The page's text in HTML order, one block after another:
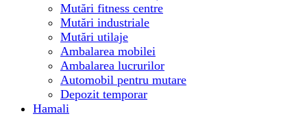
Mutări fitness centre
Mutări industriale
Mutări utilaje
Ambalarea mobilei
Ambalarea lucrurilor
Automobil pentru mutare
Depozit temporar
Hamali